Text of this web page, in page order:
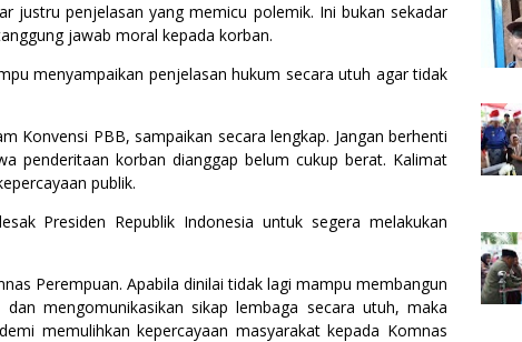
justru penjelasan yang memicu polemik. Ini bukan sekadar
jawab moral kepada korban.
menyampaikan penjelasan hukum secara utuh agar tidak
Konvensi PBB, sampaikan secara lengkap. Jangan berhenti
penderitaan korban dianggap belum cukup berat. Kalimat
publik.
Presiden Republik Indonesia untuk segera melakukan
Perempuan. Apabila dinilai tidak lagi mampu membangun
mengomunikasikan sikap lembaga secara utuh, maka
memulihkan kepercayaan masyarakat kepada Komnas